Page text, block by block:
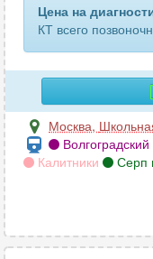
крестцово-
лимфоузлов
лицевых костей
локтевого сустава
лучезапястного
Цена на
КТ всего
Москва,
Калитники
Серп